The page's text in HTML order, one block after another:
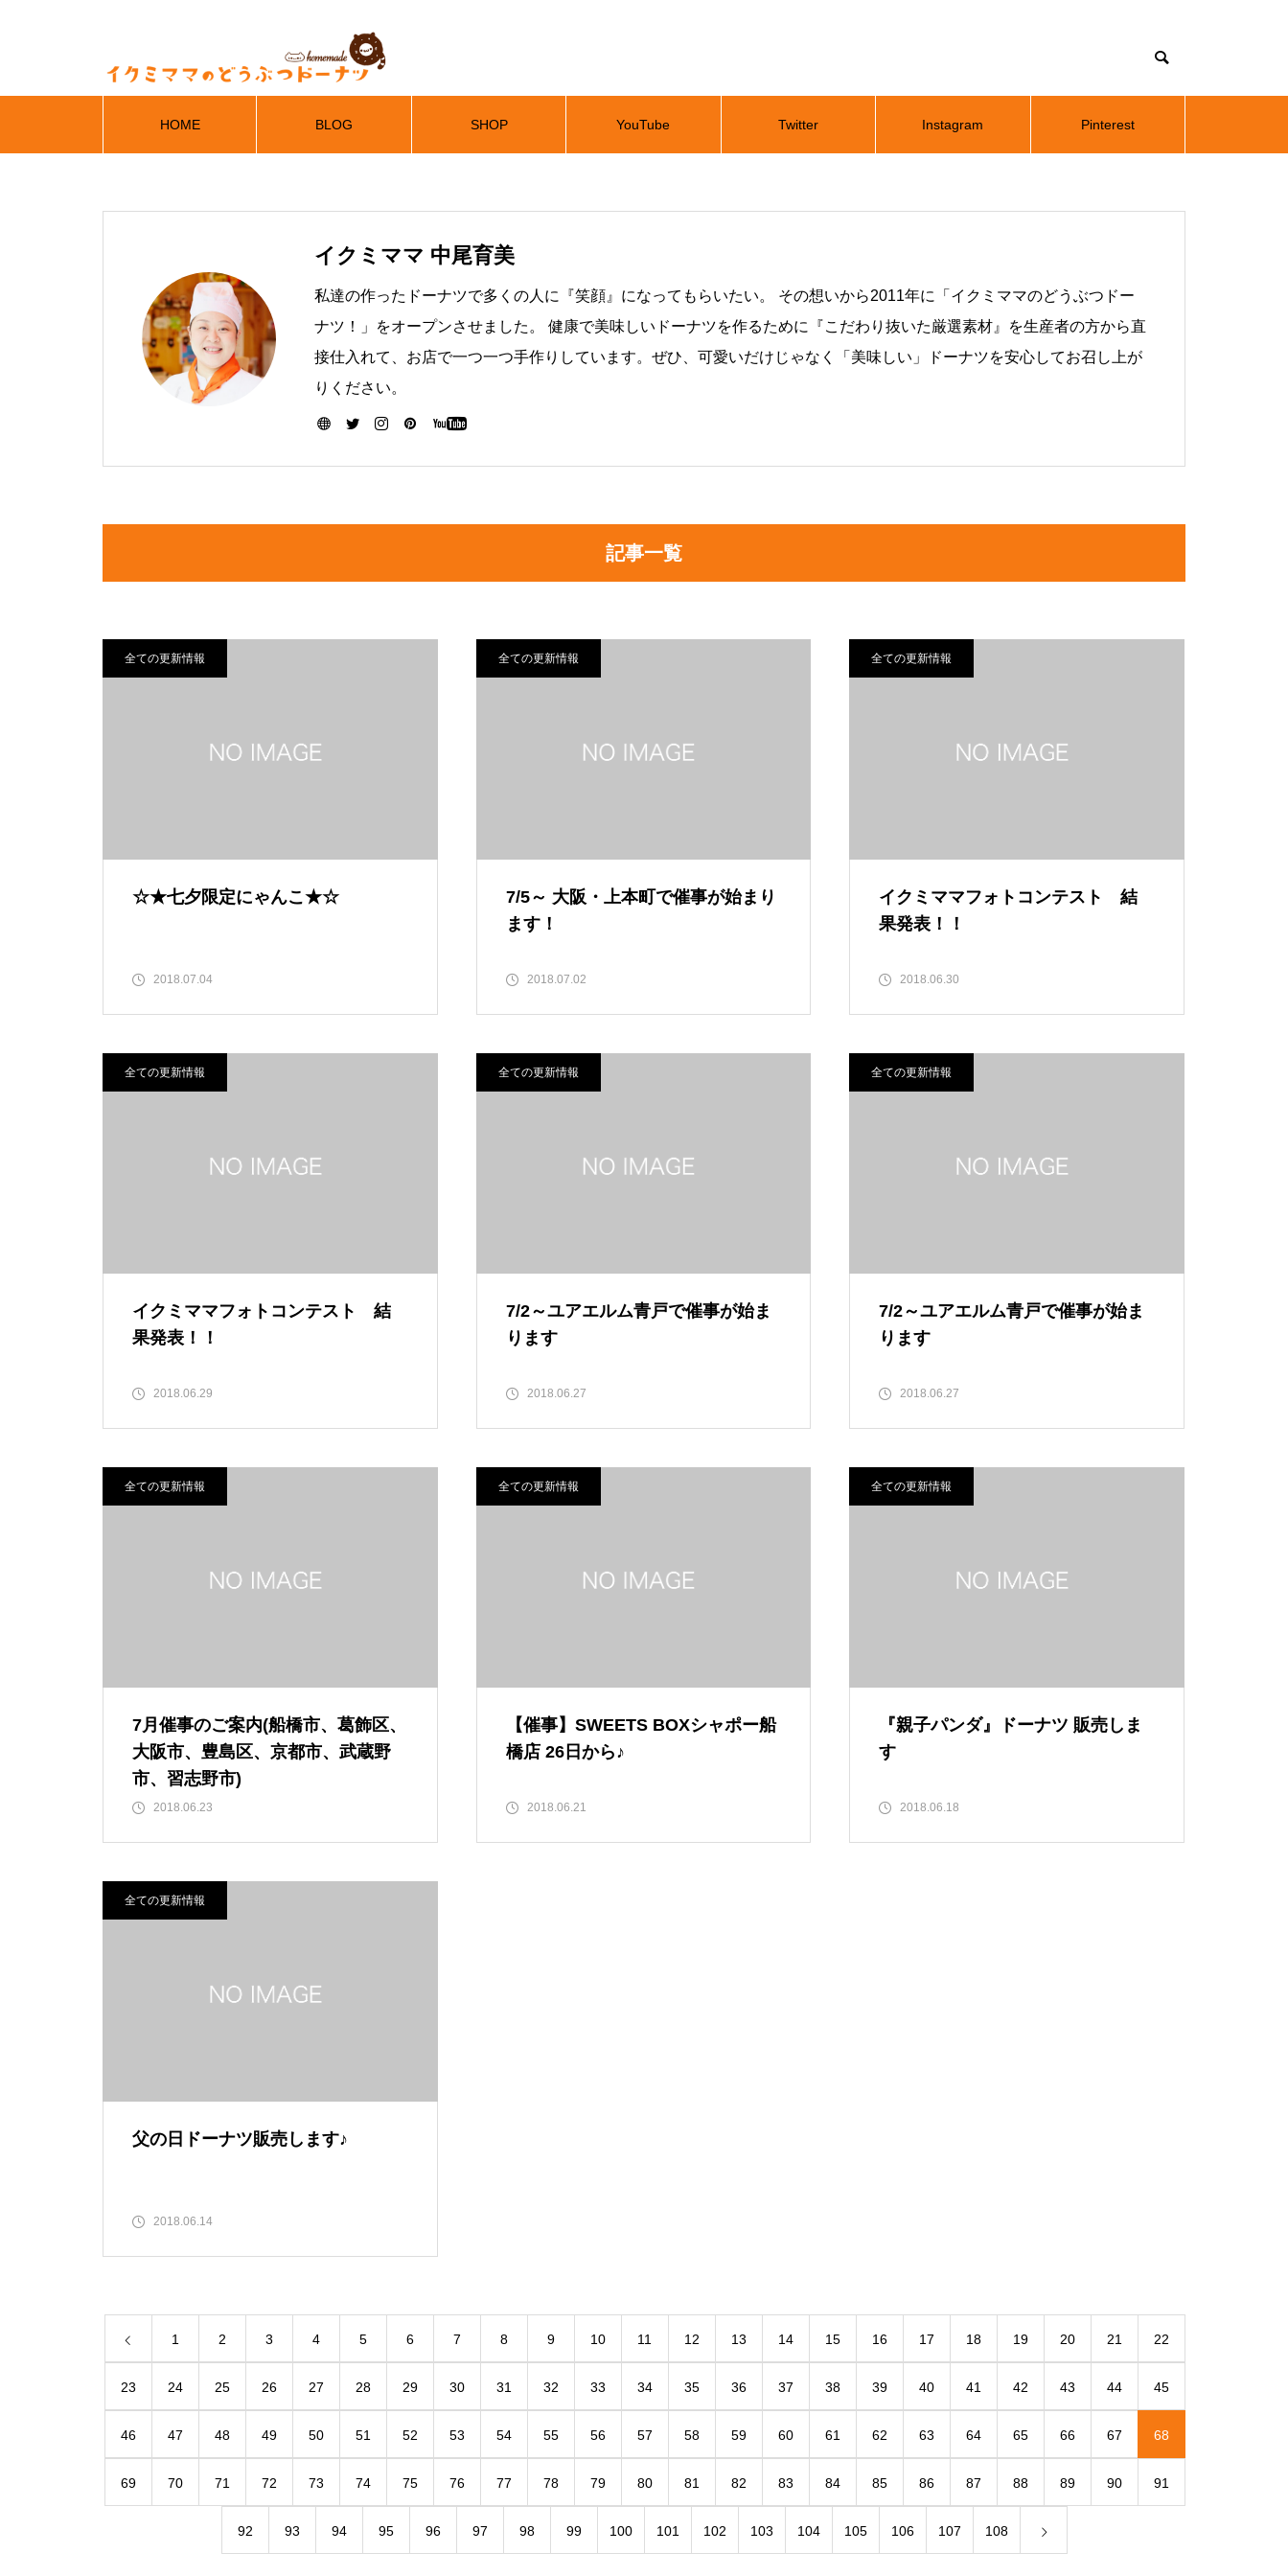
HOME BLOG SHOP YouTube Twitter Instagram Pinterest
イクミママ 中尾育美
私達の作ったドーナツで多くの人に『笑顔』になってもらいたい。 その想いから2011年に「イクミママのどうぶつドー
ナツ！」をオープンさせました。 健康で美味しいドーナツを作るために『こだわり抜いた厳選素材』を生産者の方から直
接仕入れて、お店で一つ一つ手作りしています。ぜひ、可愛いだけじゃなく「美味しい」ドーナツを安心してお召し上が
りください。
記事一覧
全ての更新情報
☆★七夕限定にゃんこ★☆
2018.07.04
全ての更新情報
7/5～ 大阪・上本町で催事が始まり
ます！
2018.07.02
全ての更新情報
イクミママフォトコンテスト 結
果発表！！
2018.06.30
全ての更新情報
イクミママフォトコンテスト 結
果発表！！
2018.06.29
全ての更新情報
7/2～ユアエルム青戸で催事が始ま
ります
2018.06.27
全ての更新情報
7/2～ユアエルム青戸で催事が始ま
ります
2018.06.27
全ての更新情報
7月催事のご案内(船橋市、葛飾区、
大阪市、豊島区、京都市、武蔵野
市、習志野市)
2018.06.23
全ての更新情報
【催事】SWEETS BOXシャポー船
橋店 26日から♪
2018.06.21
全ての更新情報
『親子パンダ』ドーナツ 販売しま
す
2018.06.18
全ての更新情報
父の日ドーナツ販売します♪
2018.06.14
1 2 3 4 5 6 7 8 9 10 11 12 13 14 15 16 17 18 19 20 21 22
23 24 25 26 27 28 29 30 31 32 33 34 35 36 37 38 39 40 41 42 43 44 45
46 47 48 49 50 51 52 53 54 55 56 57 58 59 60 61 62 63 64 65 66 67 68
69 70 71 72 73 74 75 76 77 78 79 80 81 82 83 84 85 86 87 88 89 90 91
92 93 94 95 96 97 98 99 100 101 102 103 104 105 106 107 108